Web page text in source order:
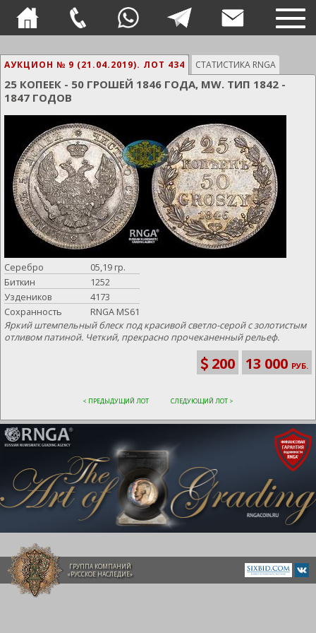
АУКЦИОН № 9 (21.04.2019). ЛОТ 434 СТАТИСТИКА RNGA
25 КОПЕЕК - 50 ГРОШЕЙ 1846 ГОДА, MW. ТИП 1842 -
1847 ГОДОВ
Серебро
05,19 гр.
Биткин
1252
Уздеников
4173
Сохранность
RNGA MS61
Яркий штемпельный блеск под красивой светло-серой с золотистым
отливом патиной. Четкий, прекрасно прочеканенный рельеф.
200 13 000 РУБ.
< ПРЕДЫДУЩИЙ ЛОТ СЛЕДУЮЩИЙ ЛОТ >
ГРУППА КОМПАНИЙ
«РУССКОЕ НАСЛЕДИЕ»